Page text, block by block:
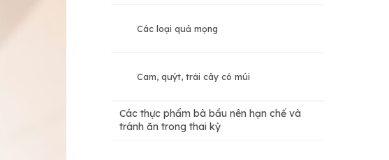
Các loại quả mọng
Cam, quýt, trái cây có múi
Các thực phẩm bà bầu nên hạn chế và
tránh ăn trong thai kỳ